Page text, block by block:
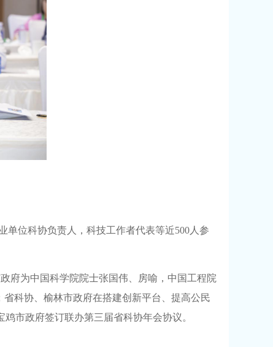
单位科协负责人，科技工作者代表等近500人参
府为中国科学院院士张国伟、房喻，中国工程院
科协、榆林市政府在搭建创新平台、提高公民
市政府签订联办第三届省科协年会协议。